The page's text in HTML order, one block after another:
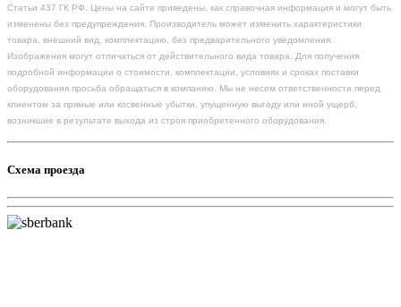
Статьи 437 ГК РФ. Цены на сайте приведены, как справочная информация и могут быть
изменены без предупреждения. Производитель может изменить характеристики
товара, внешний вид, комплектацию, без предварительного уведомления.
Изображения могут отличаться от действительного вида товара. Для получения
подробной информации о стоимости, комплектации, условиях и сроках поставки
оборудования просьба обращаться в компанию. Мы не несем ответственности перед
клиентом за прямые или косвенные убытки, упущенную выгоду или иной ущерб,
возникшие в результате выхода из строя приобретенного оборудования.
Схема проезда